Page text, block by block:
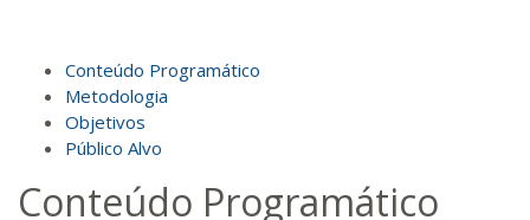
Conteúdo Programático
Metodologia
Objetivos
Público Alvo
Conteúdo Programático